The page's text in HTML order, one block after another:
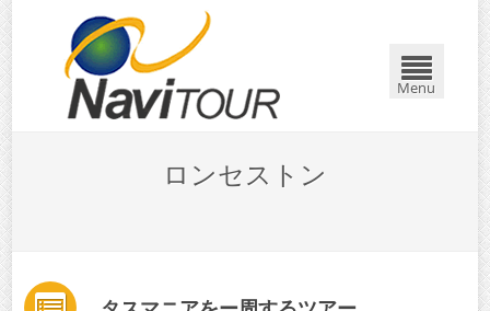
Menu
ロンセストン